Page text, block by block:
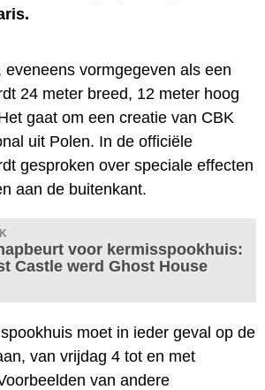
eveneens vormgegeven als een
24 meter breed, 12 meter hoog
gaat om een creatie van CBK
uit Polen. In de officiële
gesproken over speciale effecten
aan de buitenkant.
voor kermisspookhuis:
Castle werd Ghost House
moet in ieder geval op de
van vrijdag 4 tot en met
van andere